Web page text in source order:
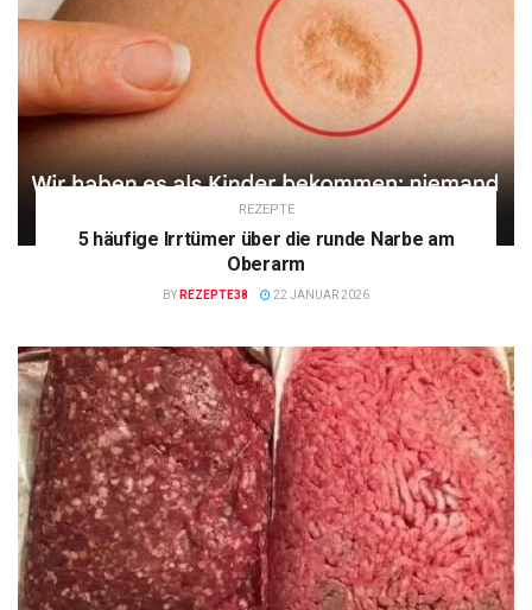
REZEPTE
5 häufige Irrtümer über die runde Narbe am
Oberarm
BY REZEPTE38 22 JANUAR 2026